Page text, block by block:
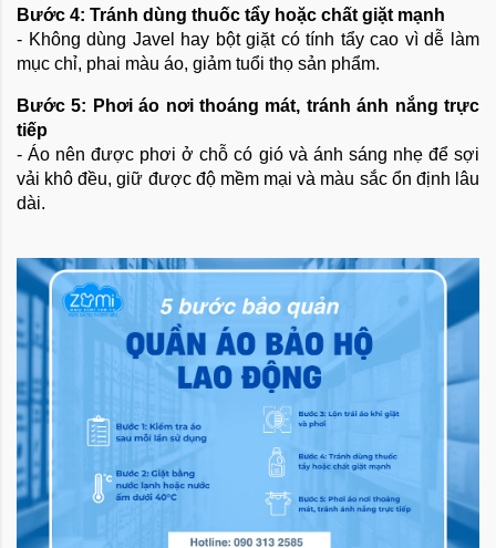
Bước 4: Tránh dùng thuốc tẩy hoặc chất giặt mạnh
- Không dùng Javel hay bột giặt có tính tẩy cao vì dễ làm
mục chỉ, phai màu áo, giảm tuổi thọ sản phẩm.
Bước 5: Phơi áo nơi thoáng mát, tránh ánh nắng trực
tiếp
- Áo nên được phơi ở chỗ có gió và ánh sáng nhẹ để sợi
vải khô đều, giữ được độ mềm mại và màu sắc ổn định lâu
dài.